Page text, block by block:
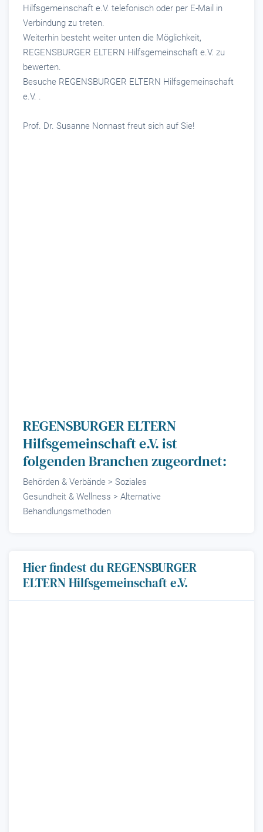
Hilfsgemeinschaft e.V. telefonisch oder per E-Mail in
Verbindung zu treten.
Weiterhin besteht weiter unten die Möglichkeit,
REGENSBURGER ELTERN Hilfsgemeinschaft e.V. zu
bewerten.
Besuche REGENSBURGER ELTERN Hilfsgemeinschaft
e.V. .
Prof. Dr. Susanne Nonnast freut sich auf Sie!
REGENSBURGER ELTERN
Hilfsgemeinschaft e.V. ist
folgenden Branchen zugeordnet:
Behörden & Verbände > Soziales
Gesundheit & Wellness > Alternative
Behandlungsmethoden
Hier findest du REGENSBURGER
ELTERN Hilfsgemeinschaft e.V.